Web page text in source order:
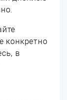
конкретно
в